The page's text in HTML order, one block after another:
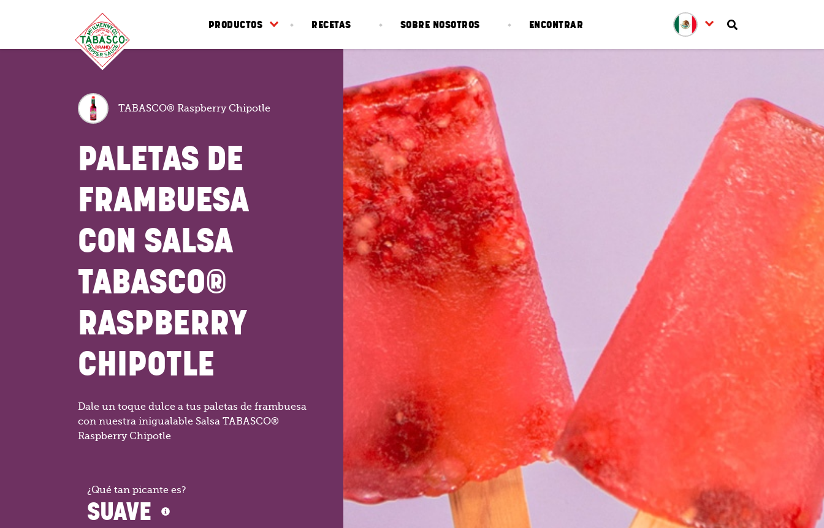
PRODUCTOS RECETAS SOBRE NOSOTROS ENCONTRAR
TABASCO® Raspberry Chipotle
PALETAS DE
FRAMBUESA
CON SALSA
TABASCO®
RASPBERRY
CHIPOTLE
Dale un toque dulce a tus paletas de frambuesa
con nuestra inigualable Salsa TABASCO®
Raspberry Chipotle
¿Qué tan picante es?
SUAVE